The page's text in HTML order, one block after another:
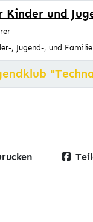
Kinder und
, Jugend-, und